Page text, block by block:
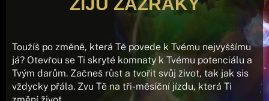
ŽIJU ZÁZRAKY
Toužíš po změně, která Tě povede k Tvému nejvyššímu
já? Otevřou se Ti skryté komnaty k Tvému potenciálu a
Tvým darům. Začneš růst a tvořit svůj život, tak jak sis
vždycky přála. Zvu Tě na tři-měsíční jízdu, která Ti